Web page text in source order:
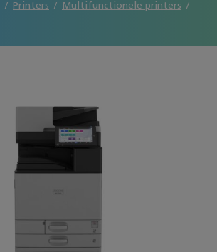
Printers
Multifunctionele printers